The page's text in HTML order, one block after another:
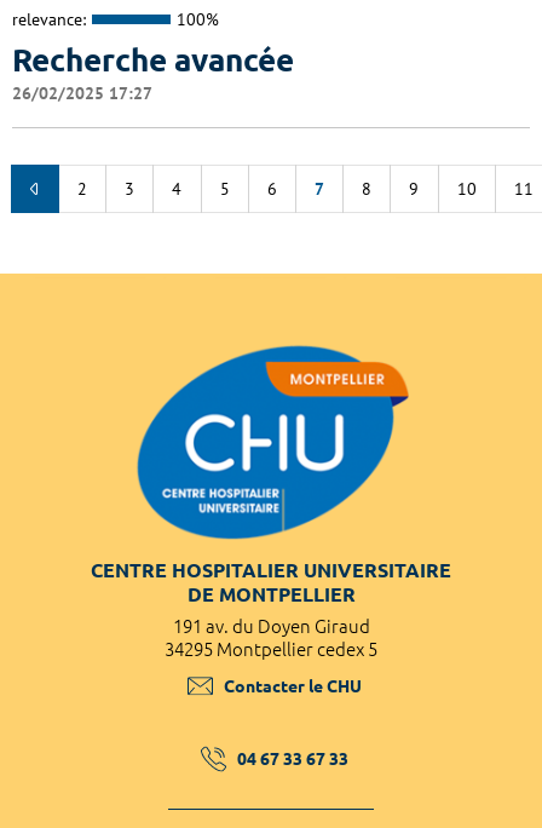
relevance: 100%
Recherche avancée
26/02/2025 17:27
2 3 4 5 6 7 8 9 10 11
CENTRE HOSPITALIER UNIVERSITAIRE
DE MONTPELLIER
191 av. du Doyen Giraud
34295 Montpellier cedex 5
Contacter le CHU
04 67 33 67 33